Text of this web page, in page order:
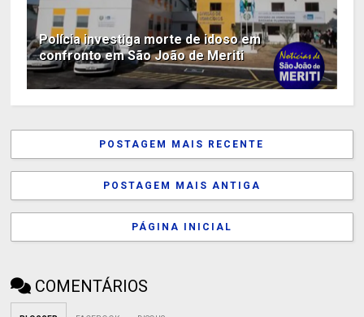
Polícia investiga morte de idoso em
confronto em São João de Meriti
POSTAGEM MAIS RECENTE
POSTAGEM MAIS ANTIGA
PÁGINA INICIAL
COMENTÁRIOS